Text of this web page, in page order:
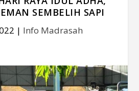
SEMBELIH SAPI
| Info Madrasah